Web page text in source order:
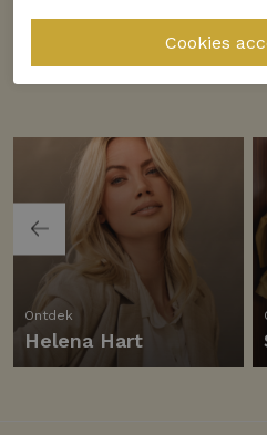
De favoriete merken
Bekijk alle merken
Ontdek
Helena Hart